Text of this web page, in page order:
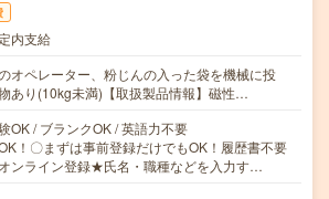
内支給
オペレーター、粉じんの入った袋を機械に投
あり(10kg未満)【取扱製品情報】磁性…
OK / ブランクOK / 英語力不要
！〇まずは事前登録だけでもOK！履歴書不要
ンライン登録★氏名・職種などを入力す…